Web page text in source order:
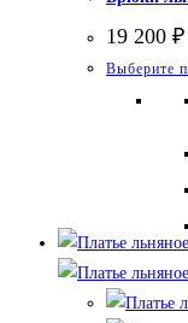
19 200 ₽
Выберите